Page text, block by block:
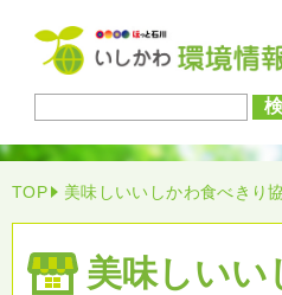
TOP 美味しいいしかわ食べきり
美味しいい